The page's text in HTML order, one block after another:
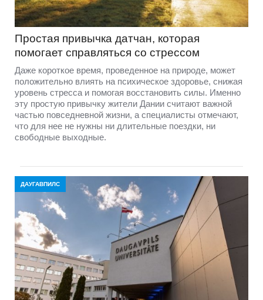
Простая привычка датчан, которая
помогает справляться со стрессом
Даже короткое время, проведенное на природе, может
положительно влиять на психическое здоровье, снижая
уровень стресса и помогая восстановить силы. Именно
эту простую привычку жители Дании считают важной
частью повседневной жизни, а специалисты отмечают,
что для нее не нужны ни длительные поездки, ни
свободные выходные.
ДАУГАВПИЛС